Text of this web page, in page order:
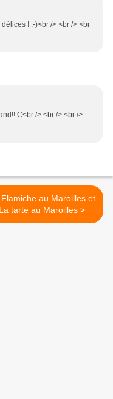
! ;-)<br /> <br /> <br
C<br /> <br /> <br />
Flamiche au Maroilles et
La tarte au Maroilles >